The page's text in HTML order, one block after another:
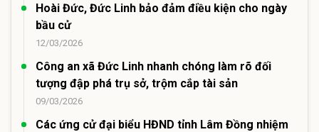
Hoài Đức, Đức Linh bảo đảm điều kiện cho ngày
bầu cử
12/03/2026
Công an xã Đức Linh nhanh chóng làm rõ đối
tượng đập phá trụ sở, trộm cắp tài sản
09/03/2026
Các ứng cử đại biểu HĐND tỉnh Lâm Đồng nhiệm